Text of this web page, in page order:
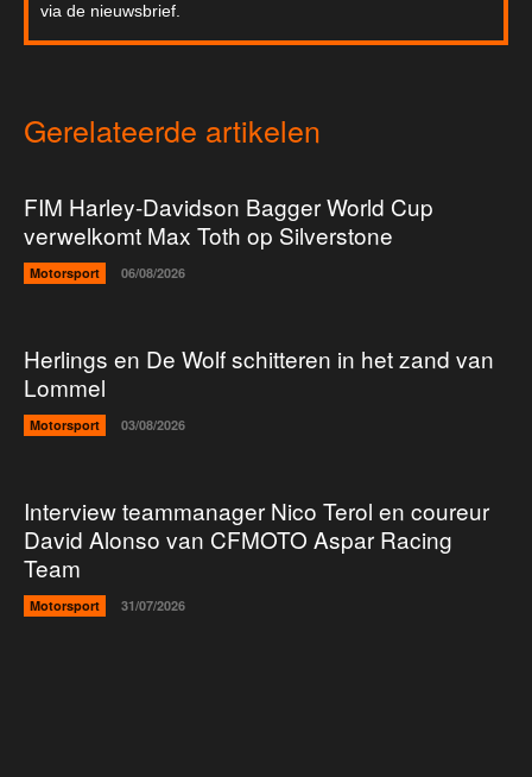
via de nieuwsbrief.
Gerelateerde artikelen
FIM Harley-Davidson Bagger World Cup
verwelkomt Max Toth op Silverstone
Motorsport 06/08/2026
Herlings en De Wolf schitteren in het zand van
Lommel
Motorsport 03/08/2026
Interview teammanager Nico Terol en coureur
David Alonso van CFMOTO Aspar Racing
Team
Motorsport 31/07/2026